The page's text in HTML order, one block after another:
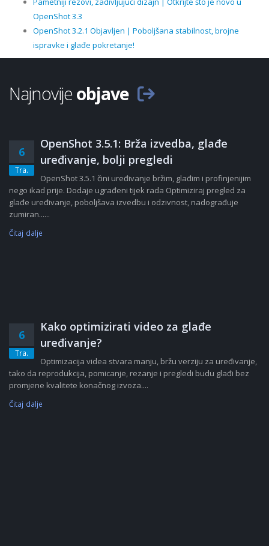
OpenShot 3.3
OpenShot 3.2.1 Objavljen | Poboljšana stabilnost, brojne
ispravke i glađe pokretanje!
Najnovijeobjave
6
Tra.
OpenShot 3.5.1: Brža izvedba, glađe
uređivanje, bolji pregledi
OpenShot 3.5.1 čini uređivanje bržim, glađim i profinjenijim
nego ikad prije. Dodaje ugrađeni tijek rada Optimiziraj pregled za
glađe uređivanje, poboljšava izvedbu i odzivnost, nadograđuje
zumiran......
Čitaj dalje
6
Tra.
Kako optimizirati video za glađe
uređivanje?
Optimizacija videa stvara manju, bržu verziju za uređivanje,
tako da reprodukcija, pomicanje, rezanje i pregledi budu glađi bez
promjene kvalitete konačnog izvoza....
Čitaj dalje